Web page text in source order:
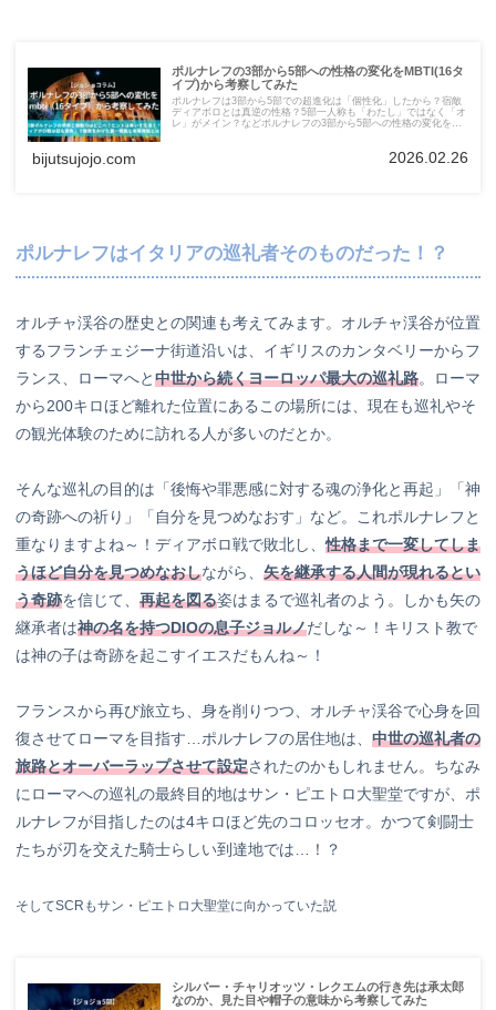
ポルナレフの3部から5部への性格の変化をMBTI(16タ
イプ)から考察してみた
ポルナレフは3部から5部での超進化は「個性化」したから？宿敵
ディアボロとは真逆の性格？5部一人称も「わたし」ではなく「オ
レ」がメイン？などポルナレフの3部から5部への性格の変化を
bijutsujojo.com 2026.02.26
ポルナレフはイタリアの巡礼者そのものだった！？
オルチャ渓谷の歴史との関連も考えてみます。オルチャ渓谷が位置
するフランチェジーナ街道沿いは、イギリスのカンタベリーからフ
ランス、ローマへと中世から続くヨーロッパ最大の巡礼路。ローマ
から200キロほど離れた位置にあるこの場所には、現在も巡礼やそ
の観光体験のために訪れる人が多いのだとか。
そんな巡礼の目的は「後悔や罪悪感に対する魂の浄化と再起」「神
の奇跡への祈り」「自分を見つめなおす」など。これポルナレフと
重なりますよね～！ディアボロ戦で敗北し、性格まで一変してしま
うほど自分を見つめなおしながら、 矢を継承する人間が現れるとい
う奇跡を信じて、 再起を図る姿はまるで巡礼者のよう。しかも矢の
継承者は神の名を持つDIOの息子ジョルノだしな～！キリスト教で
は神の子は奇跡を起こすイエスだもんね～！
フランスから再び旅立ち、身を削りつつ、オルチャ渓谷で心身を回
復させてローマを目指す…ポルナレフの居住地は、 中世の巡礼者の
旅路とオーバーラップさせて設定されたのかもしれません。ちなみ
にローマへの巡礼の最終目的地はサン・ピエトロ大聖堂ですが、ポ
ルナレフが目指したのは4キロほど先のコロッセオ。かつて剣闘士
たちが刃を交えた騎士らしい到達地では…！？
そしてSCRもサン・ピエトロ大聖堂に向かっていた説
シルバー・チャリオッツ・レクエムの行き先は承太郎
なのか、見た目や帽子の意味から考察してみた